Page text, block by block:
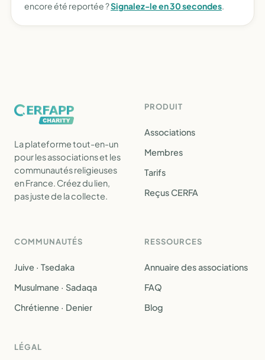
encore été reportée ?Signalez-le en 30 secondes.
La plateforme tout-en-un
pour les associations et les
communautés religieuses
en France. Créez du lien,
pas juste de la collecte.
PRODUIT
Associations
Membres
Tarifs
Reçus CERFA
COMMUNAUTÉS
Juive · Tsedaka
Musulmane · Sadaqa
Chrétienne · Denier
RESSOURCES
Annuaire des associations
FAQ
Blog
LÉGAL